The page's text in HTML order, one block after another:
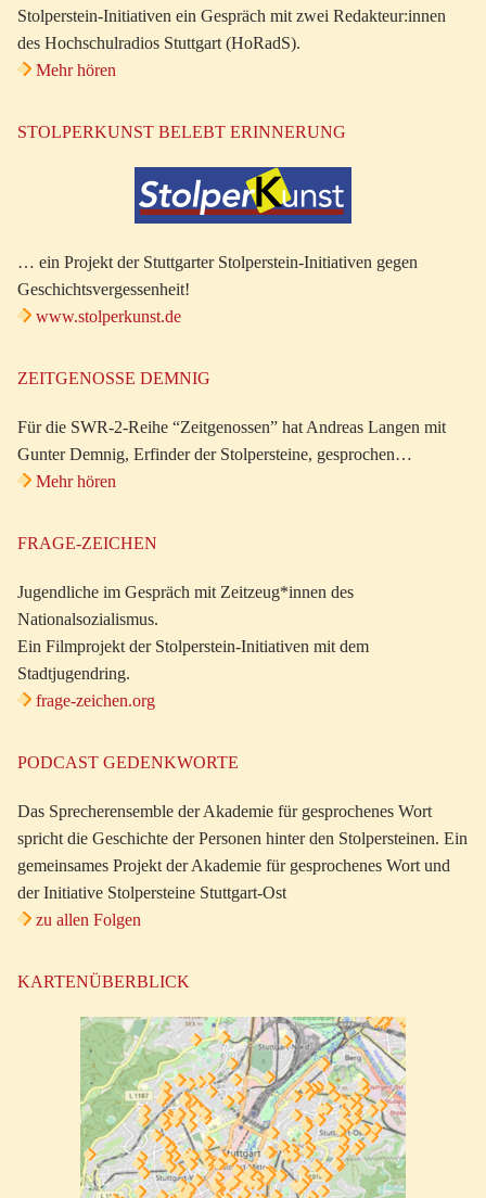
Stolperstein-Initiativen ein Gespräch mit zwei Redakteur:innen
des Hochschulradios Stuttgart (HoRadS).
Mehr hören
STOLPERKUNST BELEBT ERINNERUNG
… ein Projekt der Stuttgarter Stolperstein-Initiativen gegen
Geschichtsvergessenheit!
www.stolperkunst.de
ZEITGENOSSE DEMNIG
Für die SWR-2-Reihe “Zeitgenossen” hat Andreas Langen mit
Gunter Demnig, Erfinder der Stolpersteine, gesprochen…
Mehr hören
FRAGE-ZEICHEN
Jugendliche im Gespräch mit Zeitzeug*innen des
Nationalsozialismus.
Ein Filmprojekt der Stolperstein-Initiativen mit dem
Stadtjugendring.
frage-zeichen.org
PODCAST GEDENKWORTE
Das Sprecherensemble der Akademie für gesprochenes Wort
spricht die Geschichte der Personen hinter den Stolpersteinen. Ein
gemeinsames Projekt der Akademie für gesprochenes Wort und
der Initiative Stolpersteine Stuttgart-Ost
zu allen Folgen
KARTENÜBERBLICK